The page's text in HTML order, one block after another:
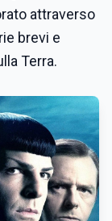
attraverso
brevi e
Terra.